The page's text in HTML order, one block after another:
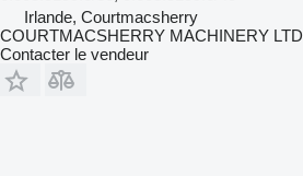
Irlande, Courtmacsherry
COURTMACSHERRY MACHINERY LTD
Contacter le vendeur